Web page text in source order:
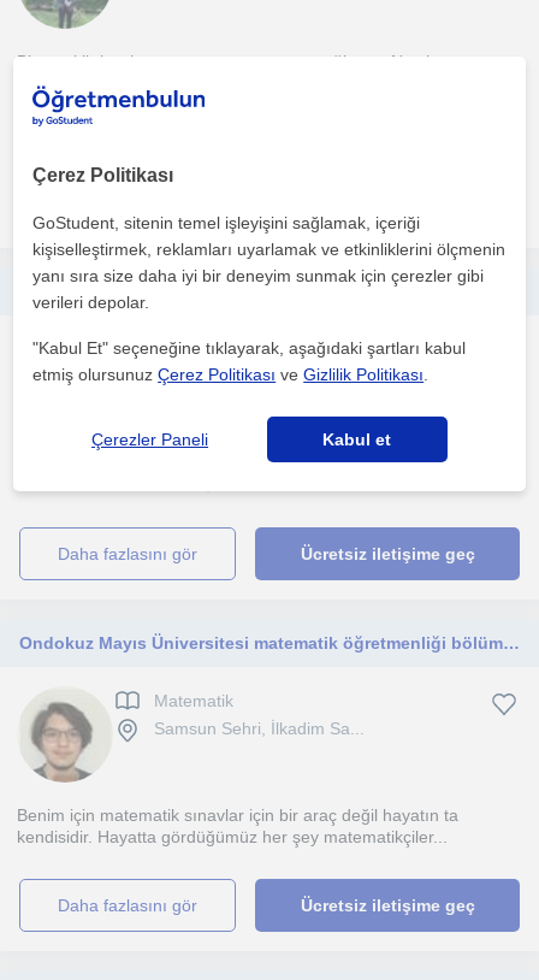
Bireysel ihtiyaçlarınıza tamamen uyum sağlarım. Nasıl
istediğinizden önce neyi istediğiniz önemli. Ben burada olduğ...
Matematik
Samsun Sehri
Ders içerikleri müfredata uygun olacak şekilde yakın
daha fazlasını gör Ücretsiz iletişime geç
Ondokuz Mayıs Üniversitesi matematik öğretmenliği bölümü öğrencisiyim. Derslerim Matematiği öğrenmek isteyenler içindir.
Matematik
Samsun Sehri, İlkadim Sa...
Benim için matematik sınavlar için bir araç değil hayatın ta
kendisidir. Hayatta gördüğümüz her şey matematikçiler...
daha fazlasını gör Ücretsiz iletişime geç
Çerez Politikası
GoStudent, sitenin temel işleyişini sağlamak, içeriği
kişiselleştirmek, reklamları uyarlamak ve etkinliklerini ölçmenin
yanı sıra size daha iyi bir deneyim sunmak için çerezler gibi
verileri depolar.
"Kabul Et" seçeneğine tıklayarak, aşağıdaki şartları kabul
etmiş olursunuzÇerez Politikası veGizlilik Politikası
Çerezler Paneli Kabul et